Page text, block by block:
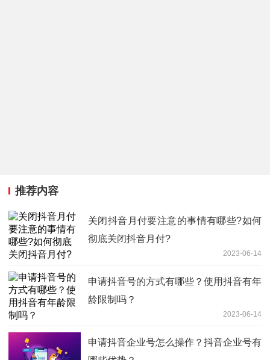
推荐内容
关闭抖音月付要注意的事情有哪些?如何
彻底关闭抖音月付?
2023-06-14
申请抖音号的方式有哪些？使用抖音有年
龄限制吗？
2023-06-14
申请抖音企业号怎么操作？抖音企业号有